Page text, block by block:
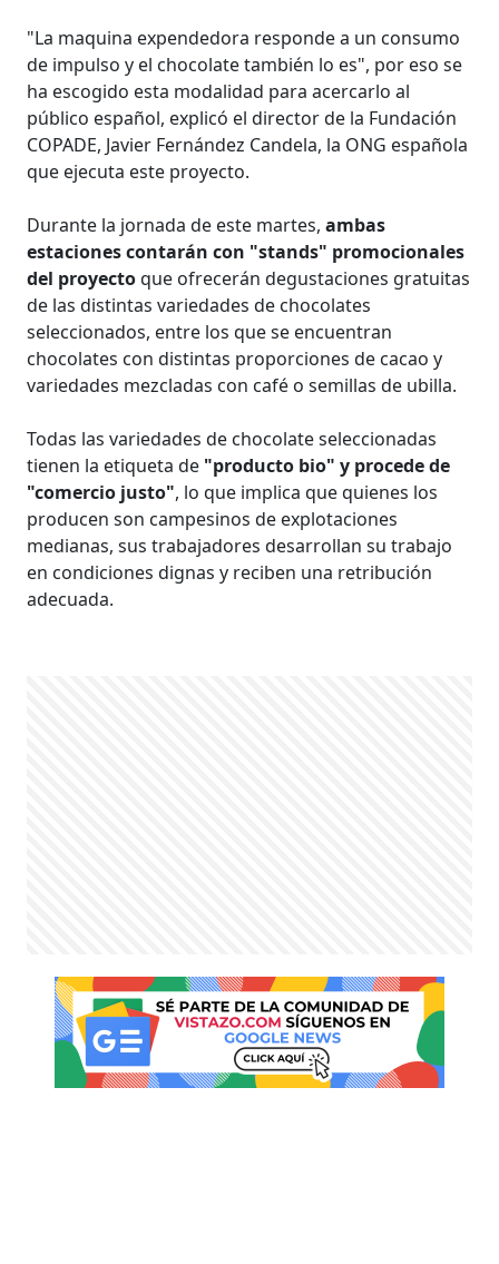
"La maquina expendedora responde a un consumo
de impulso y el chocolate también lo es", por eso se
ha escogido esta modalidad para acercarlo al
público español, explicó el director de la Fundación
COPADE, Javier Fernández Candela, la ONG española
que ejecuta este proyecto.
Durante la jornada de este martes,ambas
estaciones contarán con "stands" promocionales
del proyectoque ofrecerán degustaciones gratuitas
de las distintas variedades de chocolates
seleccionados, entre los que se encuentran
chocolates con distintas proporciones de cacao y
variedades mezcladas con café o semillas de ubilla.
Todas las variedades de chocolate seleccionadas
tienen la etiqueta de "producto bio" y procede de
"comercio justo", lo que implica que quienes los
producen son campesinos de explotaciones
medianas, sus trabajadores desarrollan su trabajo
en condiciones dignas y reciben una retribución
adecuada.